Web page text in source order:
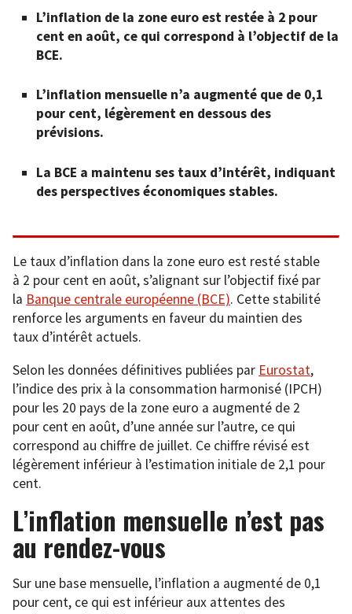
L’inflation de la zone euro est restée à 2 pour
cent en août, ce qui correspond à l’objectif de la
BCE.
L’inflation mensuelle n’a augmenté que de 0,1
pour cent, légèrement en dessous des
prévisions.
La BCE a maintenu ses taux d’intérêt, indiquant
des perspectives économiques stables.
Le taux d’inflation dans la zone euro est resté stable
à 2 pour cent en août, s’alignant sur l’objectif fixé par
la Banque centrale européenne (BCE). Cette stabilité
renforce les arguments en faveur du maintien des
taux d’intérêt actuels.
Selon les données définitives publiées par Eurostat,
l’indice des prix à la consommation harmonisé (IPCH)
pour les 20 pays de la zone euro a augmenté de 2
pour cent en août, d’une année sur l’autre, ce qui
correspond au chiffre de juillet. Ce chiffre révisé est
légèrement inférieur à l’estimation initiale de 2,1 pour
cent.
L’inflation mensuelle n’est pas
au rendez-vous
Sur une base mensuelle, l’inflation a augmenté de 0,1
pour cent, ce qui est inférieur aux attentes des